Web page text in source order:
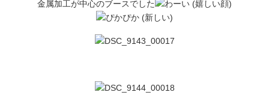
金属加工が中心のブースでした